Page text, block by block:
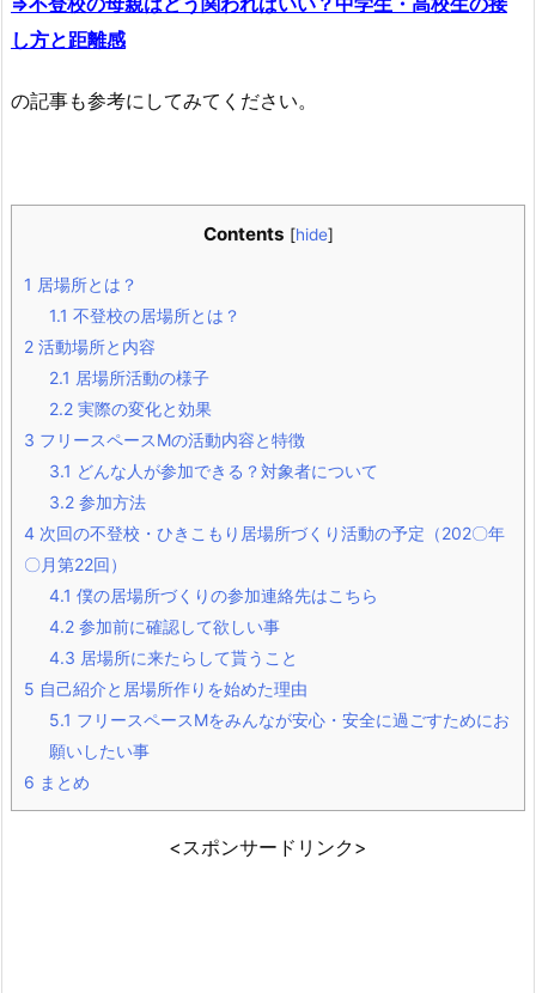
し方と距離感
の記事も参考にしてみてください。
Contents [hide]
1 居場所とは？
1.1 不登校の居場所とは？
2 活動場所と内容
2.1 居場所活動の様子
2.2 実際の変化と効果
3 フリースペースMの活動内容と特徴
3.1 どんな人が参加できる？対象者について
3.2 参加方法
4 次回の不登校・ひきこもり居場所づくり活動の予定（202〇年
〇月第22回）
4.1 僕の居場所づくりの参加連絡先はこちら
4.2 参加前に確認して欲しい事
4.3 居場所に来たらして貰うこと
5 自己紹介と居場所作りを始めた理由
5.1 フリースペースMをみんなが安心・安全に過ごすためにお
願いしたい事
6 まとめ
<スポンサードリンク>